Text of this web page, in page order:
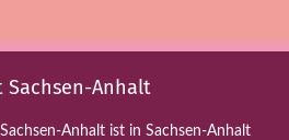
Anhalt
Anhalt ist in Sachsen-Anhalt